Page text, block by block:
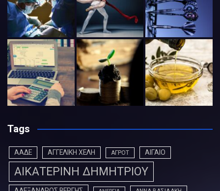
Tags
ΑΑΔΕ ΑΓΓΕΛΙΚΗ ΧΕΛΗ ΑΓΡΟΤ ΑΙΓΑΙΟ
ΑΙΚΑΤΕΡΙΝΗ ΔΗΜΗΤΡΙΟΥ